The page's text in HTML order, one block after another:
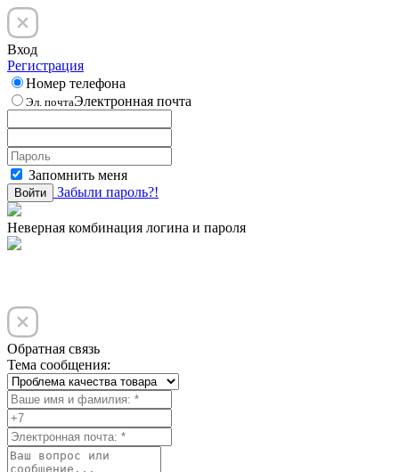
Вход
Регистрация
Номер телефона
Эл. почтаЭлектронная почта
Запомнить меня
Войти Забыли пароль?!
Неверная комбинация логина и пароля
Обратная связь
Тема сообщения: